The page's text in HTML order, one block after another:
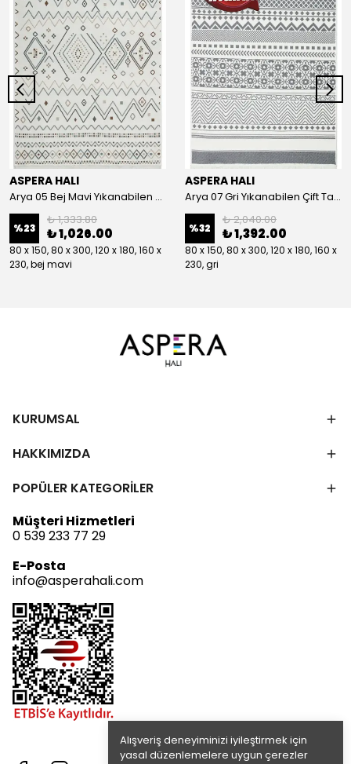
Alışveriş deneyiminizi iyileştirmek için
yasal düzenlemelere uygun çerezler
ASPERA HALI
Arya 05 Bej Mavi Yıkanabilen Çift Taraflı Kilim
%23
₺ 1,333.80
₺ 1,026.00
80 x 150, 80 x 300, 120 x 180, 160 x
230, bej mavi
ASPERA HALI
Arya 07 Gri Yıkanabilen Çift Taraflı Kilim
%32
₺ 2,040.00
₺ 1,392.00
80 x 150, 80 x 300, 120 x 180, 160 x
230, gri
KURUMSAL
HAKKIMIZDA
POPÜLER KATEGORİLER
Müşteri Hizmetleri
0 539 233 77 29
E-Posta
info@asperahali.com